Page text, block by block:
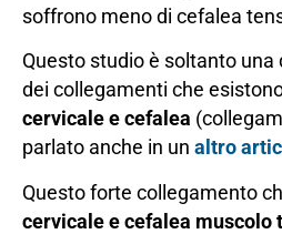
soffrono meno di cefalea
Questo studio è soltanto
dei collegamenti che
cervicale e cefalea
parlato anche in un altro
Questo forte collegamento
cervicale e cefalea muscolo